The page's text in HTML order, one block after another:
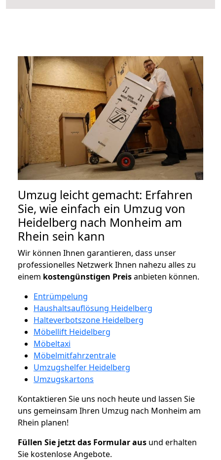
Umzug leicht gemacht: Erfahren
Sie, wie einfach ein Umzug von
Heidelberg nach Monheim am
Rhein sein kann
Wir können Ihnen garantieren, dass unser
professionelles Netzwerk Ihnen nahezu alles zu
einem kostengünstigen Preisanbieten können.
Entrümpelung
Haushaltsauflösung Heidelberg
Halteverbotszone Heidelberg
Möbellift Heidelberg
Möbeltaxi
Möbelmitfahrzentrale
Umzugshelfer Heidelberg
Umzugskartons
Kontaktieren Sie uns noch heute und lassen Sie
uns gemeinsam Ihren Umzug nach Monheim am
Rhein planen!
Füllen Sie jetzt das Formular aus und erhalten
Sie kostenlose Angebote.